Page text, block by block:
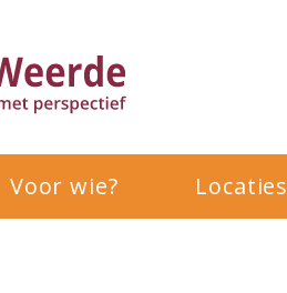
Voor wie? Locaties